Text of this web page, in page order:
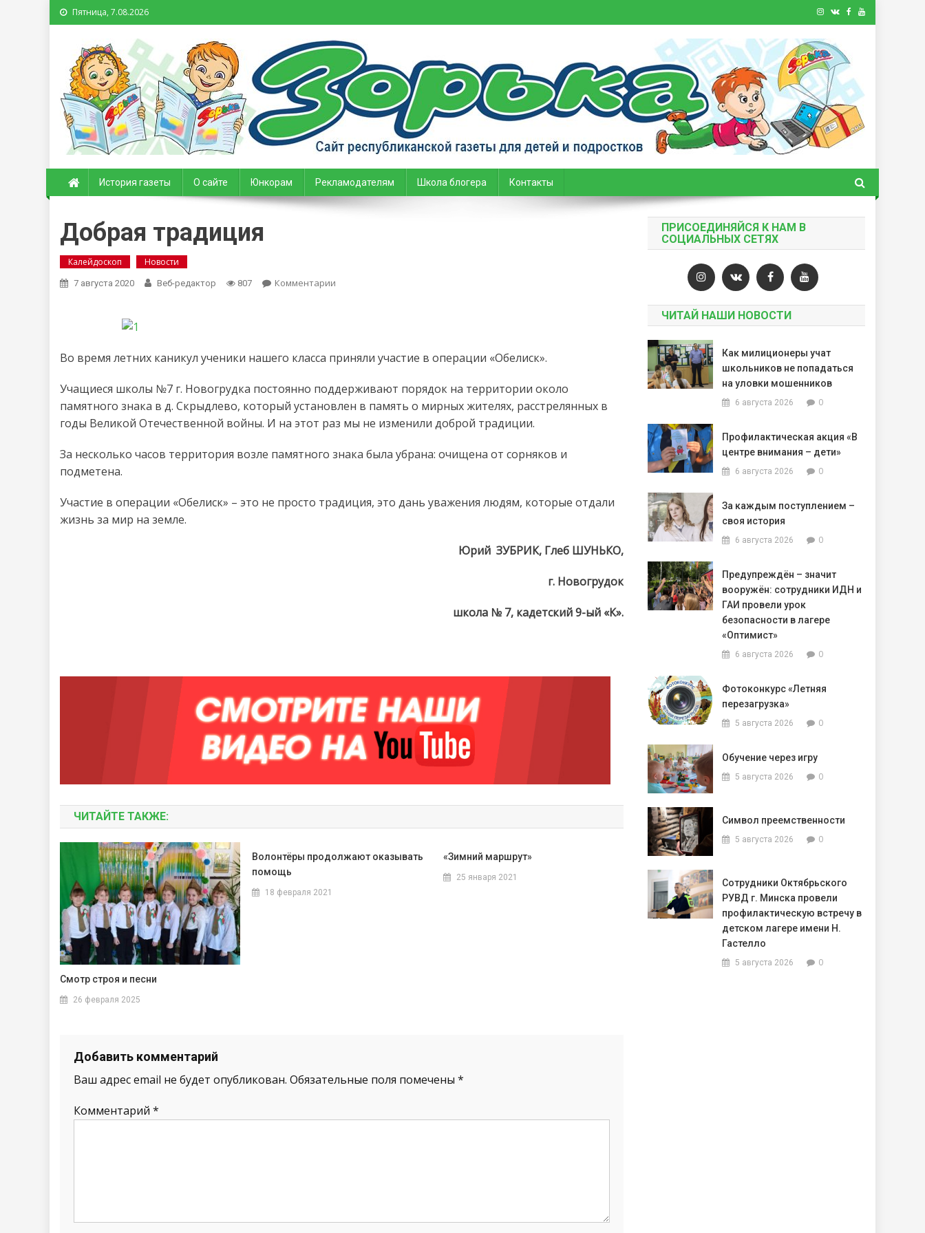
Пятница, 7.08.2026
Зорька. Газета для детей и подростков
История газеты О сайте Юнкорам Рекламодателям Школа блогера Контакты
Добрая традиция
Калейдоскоп Новости
7 августа 2020 Веб-редактор 807 Комментарии
Во время летних каникул ученики нашего класса приняли участие в операции «Обелиск».
Учащиеся школы №7 г. Новогрудка постоянно поддерживают порядок на территории около
памятного знака в д. Скрыдлево, который установлен в память о мирных жителях, расстрелянных в
годы Великой Отечественной войны. И на этот раз мы не изменили доброй традиции.
За несколько часов территория возле памятного знака была убрана: очищена от сорняков и
подметена.
Участие в операции «Обелиск» – это не просто традиция, это дань уважения людям, которые отдали
жизнь за мир на земле.
Юрий ЗУБРИК, Глеб ШУНЬКО,
г. Новогрудок
школа № 7, кадетский 9-ый «К».
ЧИТАЙТЕ ТАКЖЕ:
Смотр строя и песни
26 февраля 2025
Волонтёры продолжают оказывать
помощь
18 февраля 2021
«Зимний маршрут»
25 января 2021
Добавить комментарий
Ваш адрес email не будет опубликован. Обязательные поля помечены *
Комментарий *
ПРИСОЕДИНЯЙСЯ К НАМ В
СОЦИАЛЬНЫХ СЕТЯХ
ЧИТАЙ НАШИ НОВОСТИ
Как милиционеры учат
школьников не попадаться
на уловки мошенников
6 августа 2026 0
Профилактическая акция «В
центре внимания – дети»
6 августа 2026 0
За каждым поступлением –
своя история
6 августа 2026 0
Предупреждён – значит
вооружён: сотрудники ИДН и
ГАИ провели урок
безопасности в лагере
«Оптимист»
6 августа 2026 0
Фотоконкурс «Летняя
перезагрузка»
5 августа 2026 0
Обучение через игру
5 августа 2026 0
Символ преемственности
5 августа 2026 0
Сотрудники Октябрьского
РУВД г. Минска провели
профилактическую встречу в
детском лагере имени Н.
Гастелло
5 августа 2026 0